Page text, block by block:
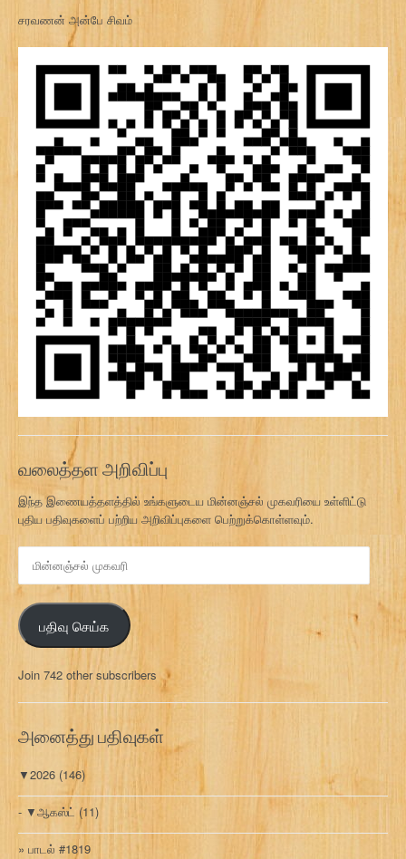
சரவணன் அன்பே சிவம்
வலைத்தள அறிவிப்பு
இந்த இணையத்தளத்தில் உங்களுடைய மின்னஞ்சல் முகவரியை உள்ளிட்டு
புதிய பதிவுகளைப் பற்றிய அறிவிப்புகளை பெற்றுக்கொள்ளவும்.
ன
ஞ்
ச
ல்
க
வ
பதிவு செய்க
Join 742 other subscribers
அனைத்து பதிவுகள்
▼2026 (146)
▼ஆகஸ்ட் (11)
பாடல் #1819